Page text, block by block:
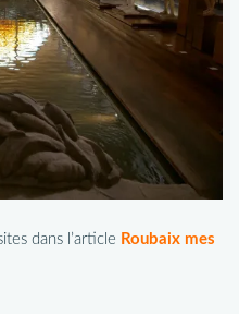
dans l’article Roubaix mes